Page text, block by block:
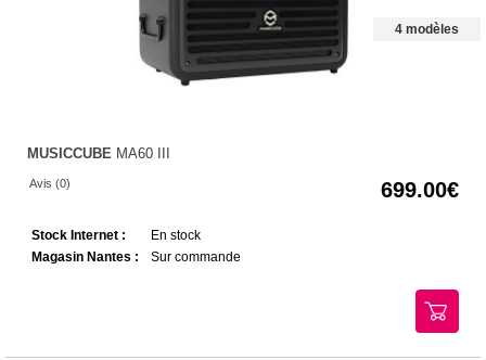
4 modèles
MUSICCUBE MA60 III
Avis (0) 699.00
Stock Internet :
En stock
Magasin Nantes :
Sur commande